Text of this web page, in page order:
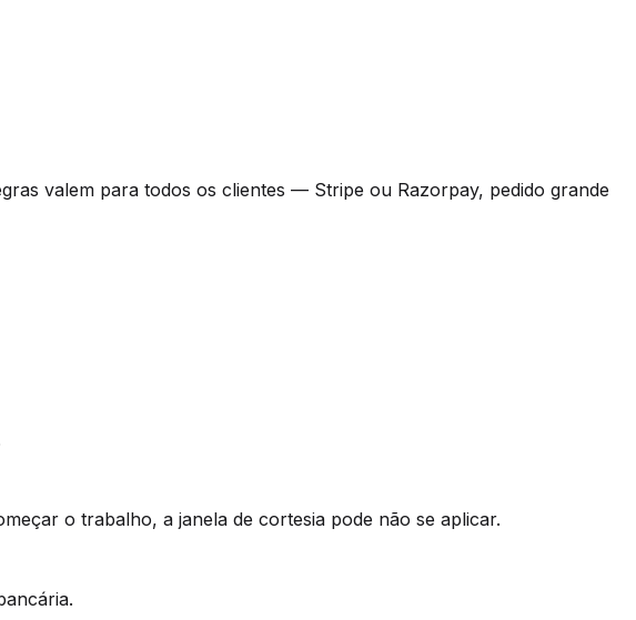
valem para todos os clientes — Stripe ou Razorpay, pedido grande
o trabalho, a janela de cortesia pode não se aplicar.